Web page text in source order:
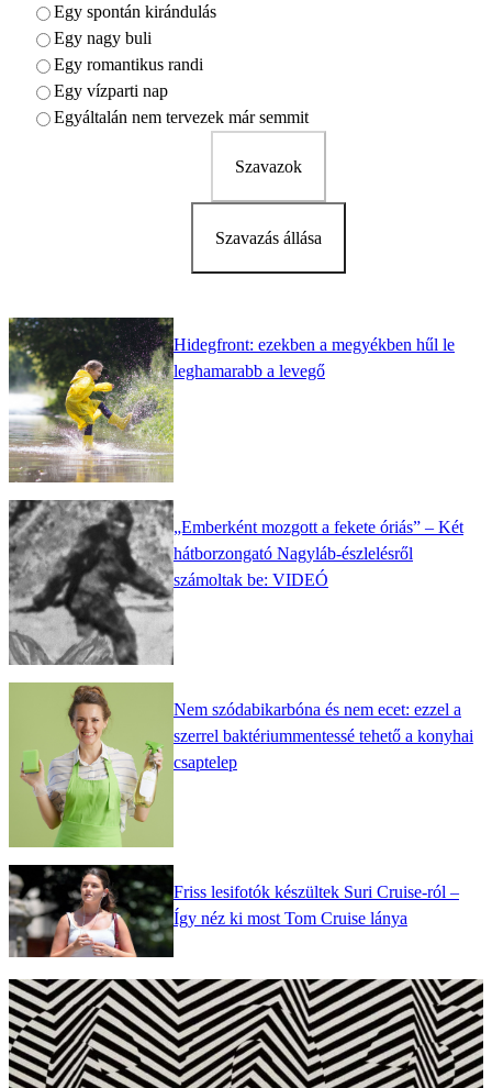
Egy spontán kirándulás
Egy nagy buli
Egy romantikus randi
Egy vízparti nap
Egyáltalán nem tervezek már semmit
Szavazok
Szavazás állása
Hidegfront: ezekben a megyékben hűl le
leghamarabb a levegő
„Emberként mozgott a fekete óriás” – Két
hátborzongató Nagyláb-észlelésről
számoltak be: VIDEÓ
Nem szódabikarbóna és nem ecet: ezzel a
szerrel baktériummentessé tehető a konyhai
csaptelep
Friss lesifotók készültek Suri Cruise-ról –
Így néz ki most Tom Cruise lánya